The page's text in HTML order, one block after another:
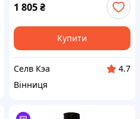
1 805₴
Купити
Селв Кэа
4.7
Вінниця